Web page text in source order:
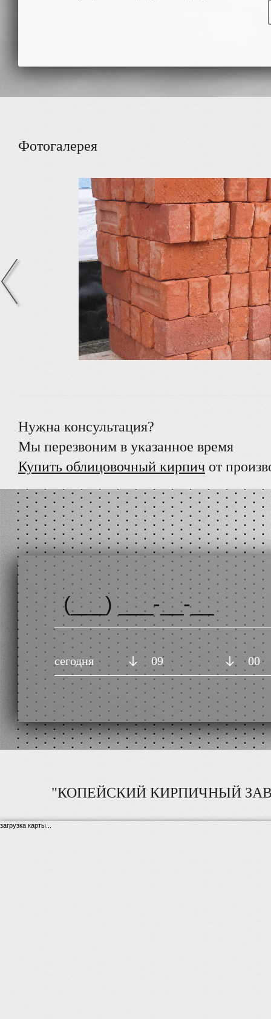
Фотогалерея
Нужна консультация?
Мы перезвоним в указанное время
Купить облицовочный кирпич от
сегодня 09 00
"КОПЕЙСКИЙ КИРПИЧНЫЙ
загрузка карты...